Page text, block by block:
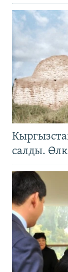
салды.